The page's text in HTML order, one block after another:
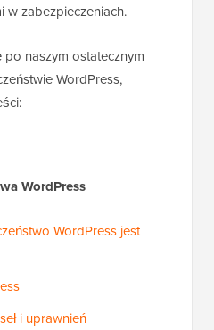
w zabezpieczeniach.
po naszym ostatecznym
WordPress,
WordPress
WordPress jest
i uprawnień